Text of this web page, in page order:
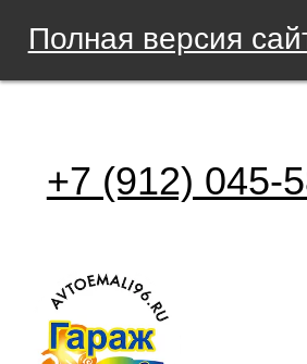
Полная версия
+7 (912) 045-